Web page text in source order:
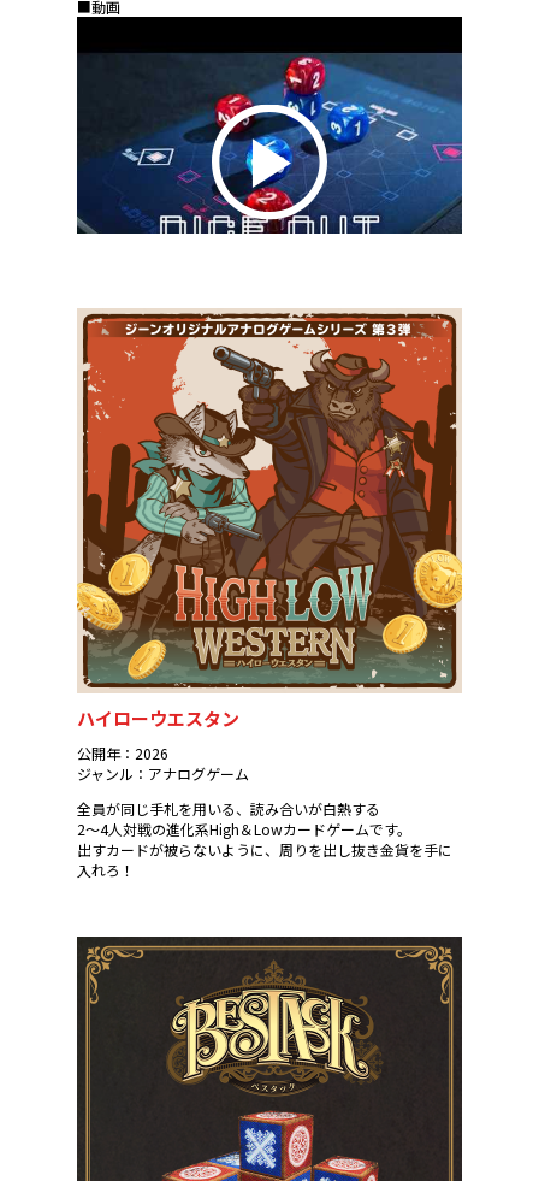
■動画
ハイローウエスタン
公開年：2026
ジャンル：アナログゲーム
全員が同じ手札を用いる、読み合いが白熱する
2～4人対戦の進化系High＆Lowカードゲームです。
出すカードが被らないように、周りを出し抜き金貨を手に
入れろ！